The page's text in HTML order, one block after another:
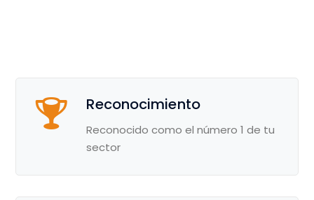
Reconocimiento
Reconocido como el número 1 de tu
sector